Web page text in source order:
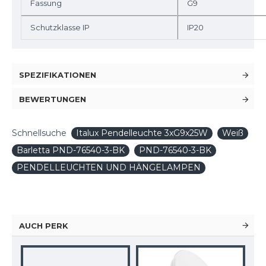
Fassung G9
Schutzklasse IP IP20
SPEZIFIKATIONEN
BEWERTUNGEN
Schnellsuche Italux Pendelleuchte 3xG9x25W
Weiß
Barletta PND-76540-3-BK
PND-76540-3-BK
PENDELLEUCHTEN UND HÄNGELAMPEN
AUCH PERK